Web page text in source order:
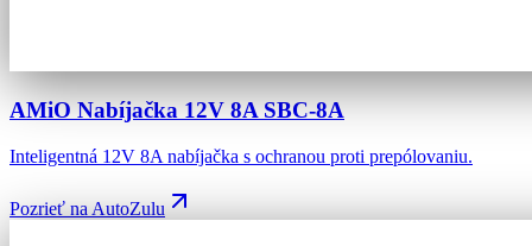
AMiO Nabíjačka 12V 8A SBC-8A
Inteligentná 12V 8A nabíjačka s ochranou proti prepólovaniu.
Pozrieť na AutoZulu